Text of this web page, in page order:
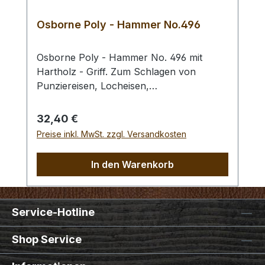
Osborne Poly - Hammer No.496
Osborne Poly - Hammer No. 496 mit
Hartholz - Griff. Zum Schlagen von
Punziereisen, Locheisen,
Schlagfläche. Wenig Rückschlag durch
schlagabsorbierenden Poly -
Hammerkopf. 240 gr Gesamtgewicht /
Regulärer Preis:
32,40 €
Preise inkl. MwSt. zzgl. Versandkosten
In den Warenkorb
Service-Hotline
Shop Service